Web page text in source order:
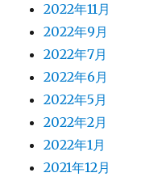
2022年11月
2022年9月
2022年7月
2022年6月
2022年5月
2022年2月
2022年1月
2021年12月